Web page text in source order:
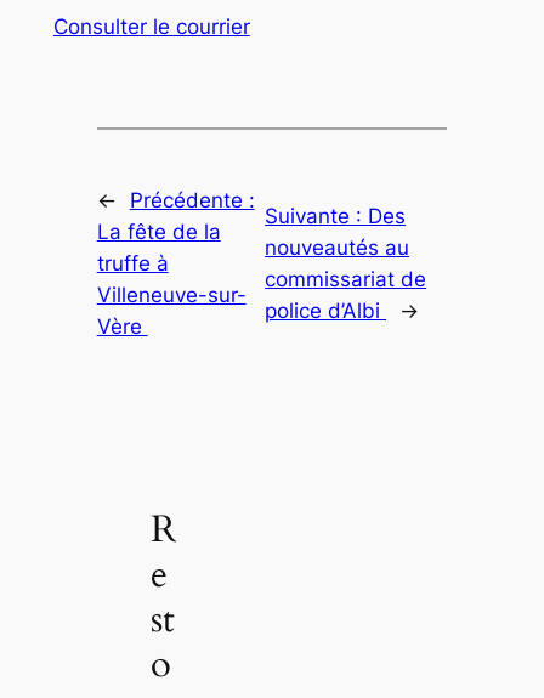
Consulter le courrier
←
Précédente :
La fête de la
truffe à
Villeneuve-sur-
Vère
Suivante : Des
nouveautés au
commissariat de
police d’Albi
→
R
e
st
o